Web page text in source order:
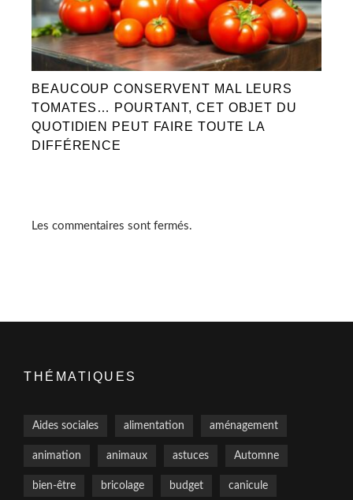
BEAUCOUP CONSERVENT MAL LEURS
TOMATES… POURTANT, CET OBJET DU
QUOTIDIEN PEUT FAIRE TOUTE LA
DIFFÉRENCE
Les commentaires sont fermés.
THÉMATIQUES
Aides sociales alimentation aménagement
animation animaux astuces Automne
bien-être bricolage budget canicule